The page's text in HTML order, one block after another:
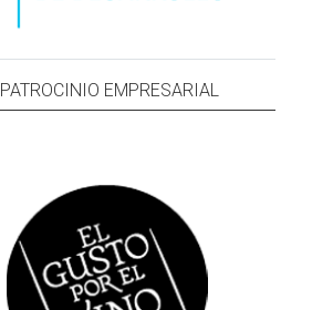
PATROCINIO EMPRESARIAL